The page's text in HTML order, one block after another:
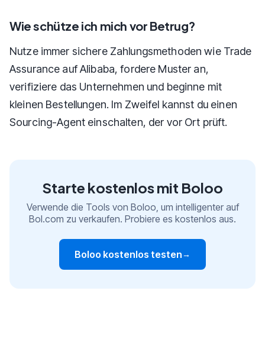
Wie schütze ich mich vor Betrug?
Nutze immer sichere Zahlungsmethoden wie Trade
Assurance auf Alibaba, fordere Muster an,
verifiziere das Unternehmen und beginne mit
kleinen Bestellungen. Im Zweifel kannst du einen
Sourcing-Agent einschalten, der vor Ort prüft.
Starte kostenlos mit Boloo
Verwende die Tools von Boloo, um intelligenter auf
Bol.com zu verkaufen. Probiere es kostenlos aus.
Boloo kostenlos testen→